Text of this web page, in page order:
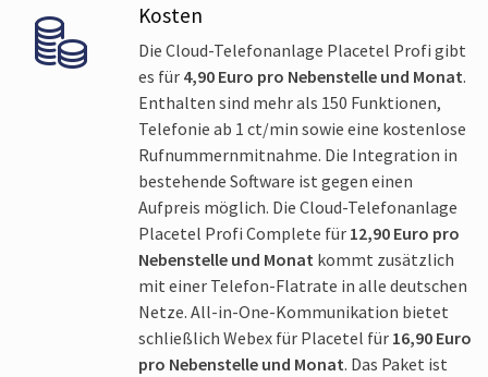
Kosten
Die Cloud-Telefonanlage Placetel Profi gibt
es für 4,90 Euro pro Neben­stelle und Monat.
Enthalten sind mehr als 150 Funktionen,
Telefonie ab 1 ct/min sowie eine kosten­lose
Rufnummern­mitnahme. Die Integration in
bestehende Software ist gegen einen
Aufpreis möglich. Die Cloud-Telefonanlage
Placetel Profi Complete für 12,90 Euro pro
Neben­stelle und Monat kommt zusätzlich
mit einer Telefon-Flatrate in alle deutschen
Netze. All-in-One-Kommunikation bietet
schließlich Webex für Placetel für 16,90 Euro
pro Neben­stelle und Monat. Das Paket ist